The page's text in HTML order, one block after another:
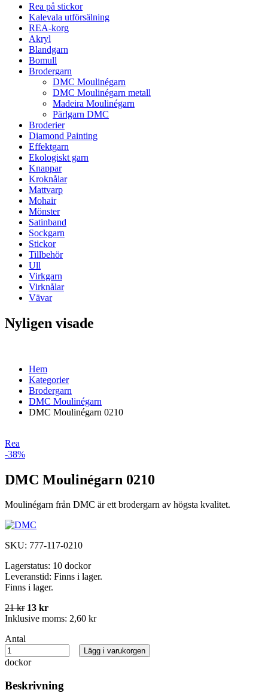
Rea på stickor
Kalevala utförsälning
REA-korg
Akryl
Blandgarn
Bomull
Brodergarn
DMC Moulinégarn
DMC Moulinégarn metall
Madeira Moulinégarn
Pärlgarn DMC
Broderier
Diamond Painting
Effektgarn
Ekologiskt garn
Knappar
Kroknålar
Mattvarp
Mohair
Mönster
Satinband
Sockgarn
Stickor
Tillbehör
Ull
Virkgarn
Virknålar
Vävar
Nyligen visade
Hem
Kategorier
Brodergarn
DMC Moulinégarn
DMC Moulinégarn 0210
Rea
-38%
DMC Moulinégarn 0210
Moulinégarn från DMC är ett brodergarn av högsta kvalitet.
SKU: 777-117-0210
Lagerstatus: 10 dockor
Leveranstid: Finns i lager.
Finns i lager.
21 kr 13 kr
Inklusive moms: 2,60 kr
Antal
dockor
Lägg i varukorgen
Beskrivning